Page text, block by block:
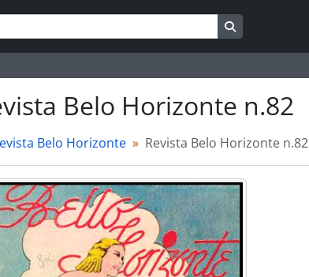
Belo Horizonte n.82
Belo Horizonte Revista Belo Horizonte n.82